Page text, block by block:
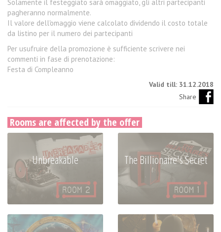
Solamente il festeggiato sarà omaggiato, gli altri partecipanti
pagheranno normalmente.
Il valore dell'omaggio viene calcolato dividendo il costo totale
da listino per il numero dei partecipanti
Per usufruire della promozione è sufficiente scrivere nei
commenti in fase di prenotazione:
Festa di Compleanno
Valid till: 31.12.2018
Share
Rooms are affected by the offer
Unbreakable The Billionaire's Secret